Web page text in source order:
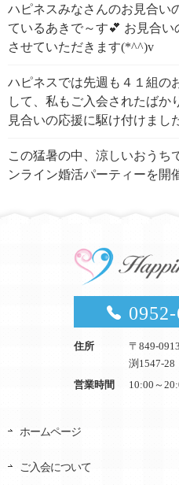
ハピネスみなさんのお見合い
ているあきで～す💕 お見合
させていただきます(*^^)v
ハピネスでは先週も４１組の
して、私もご入会されたばか
見合いの応援に駆け付けまし
この猛暑の中、涼しいおうち
ンライン婚活パーティーを開
住所
〒849-
渕1547-28
営業時間
10:00～
ホームページ
ご入会について